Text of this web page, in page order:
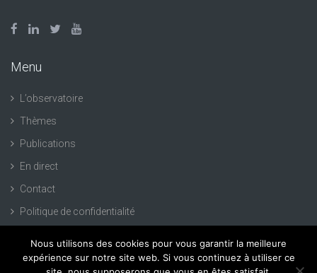
Menu
L’observatoire
Thèmes
Publications
En direct
Contact
Politique de confidentialité
Nous utilisons des cookies pour vous garantir la meilleure
expérience sur notre site web. Si vous continuez à utiliser ce